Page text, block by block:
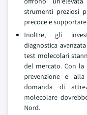
strumenti preziosi
precoce e
Inoltre, gli
diagnostica
test molecolari
del mercato. Con la
prevenzione e
domanda di
molecolare
Nord.